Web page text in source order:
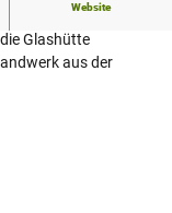
Website
Glashütte
aus der